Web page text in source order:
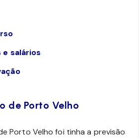
e salários
de Porto Velho
Porto Velho foi tinha a previsão